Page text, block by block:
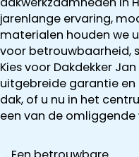
jarenlange ervaring,
materialen houden we
voor betrouwbaarheid,
Kies voor Dakdekker
uitgebreide garantie
dak, of u nu in het
een van de omliggende